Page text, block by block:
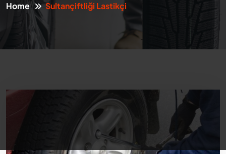
Home Sultançiftliği Lastikçi